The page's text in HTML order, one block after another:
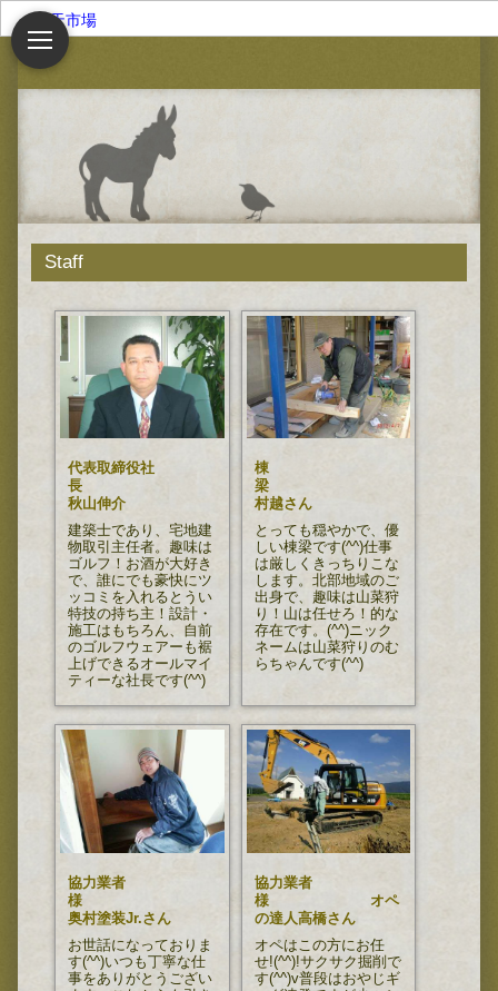
楽天市場
Staff
代表取締役社
長
秋山伸介
建築士であり、宅地建
物取引主任者。趣味は
ゴルフ！お酒が大好き
で、誰にでも豪快にツ
ッコミを入れるとうい
特技の持ち主！設計・
施工はもちろん、自前
のゴルフウェアーも裾
上げできるオールマイ
ティーな社長です(^^)
棟
梁
村越さん
とっても穏やかで、優
しい棟梁です(^^)仕事
は厳しくきっちりこな
します。北部地域のご
出身で、趣味は山菜狩
り！山は任せろ！的な
存在です。(^^)ニック
ネームは山菜狩りのむ
らちゃんです(^^)
協力業者
様
奥村塗装Jr.さん
お世話になっておりま
す(^^)いつも丁寧な仕
事をありがとうござい
協力業者
様 オペ
の達人高橋さん
オペはこの方にお任
せ!(^^)!サクサク掘削で
す(^^)v普段はおやじギ